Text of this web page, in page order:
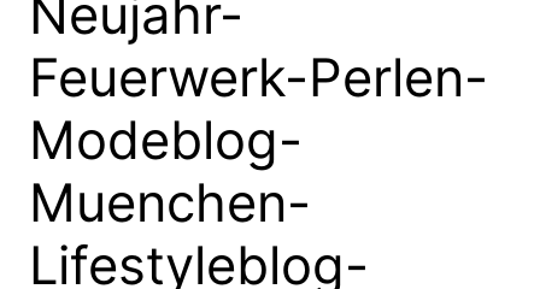
Neujahr-
Feuerwerk-Perlen-
Modeblog-
Muenchen-
Lifestyleblog-